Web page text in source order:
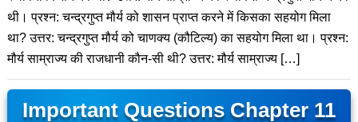
थी। प्रश्न: चन्द्रगुप्त मौर्य को शासन प्राप्त करने में किसका सहयोग मिला
था? उत्तर: चन्द्रगुप्त मौर्य को चाणक्य (कौटिल्य) का सहयोग मिला था। प्रश्न:
मौर्य साम्राज्य की राजधानी कौन-सी थी? उत्तर: मौर्य साम्राज्य […]
Important Questions Chapter 11